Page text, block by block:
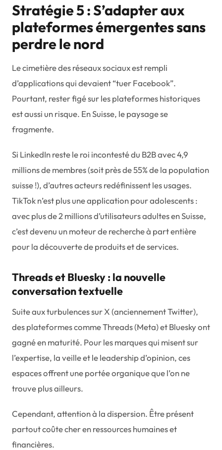
Stratégie 5 : S’adapter aux
plateformes émergentes sans
perdre le nord
Le cimetière des réseaux sociaux est rempli
d’applications qui devaient “tuer Facebook”.
Pourtant, rester figé sur les plateformes historiques
est aussi un risque. En Suisse, le paysage se
fragmente.
Si LinkedIn reste le roi incontesté du B2B avec 4,9
millions de membres (soit près de 55% de la population
suisse !), d’autres acteurs redéfinissent les usages.
TikTok n’est plus une application pour adolescents :
avec plus de 2 millions d’utilisateurs adultes en Suisse,
c’est devenu un moteur de recherche à part entière
pour la découverte de produits et de services.
Threads et Bluesky : la nouvelle
conversation textuelle
Suite aux turbulences sur X (anciennement Twitter),
des plateformes comme Threads (Meta) et Bluesky ont
gagné en maturité. Pour les marques qui misent sur
l’expertise, la veille et le leadership d’opinion, ces
espaces offrent une portée organique que l’on ne
trouve plus ailleurs.
Cependant, attention à la dispersion. Être présent
partout coûte cher en ressources humaines et
financières.